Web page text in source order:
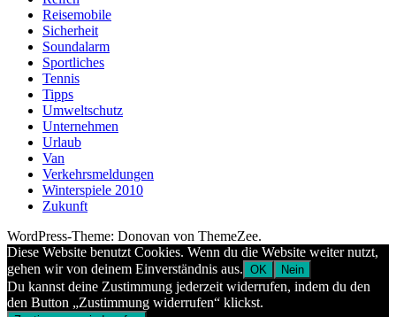
Reisemobile
Sicherheit
Soundalarm
Sportliches
Tennis
Tipps
Umweltschutz
Unternehmen
Urlaub
Van
Verkehrsmeldungen
Winterspiele 2010
Zukunft
WordPress-Theme: Donovan von ThemeZee.
Diese Website benutzt Cookies. Wenn du die Website weiter nutzt,
gehen wir von deinem Einverständnis aus. OK Nein
Du kannst deine Zustimmung jederzeit widerrufen, indem du den
den Button „Zustimmung widerrufen“ klickst.